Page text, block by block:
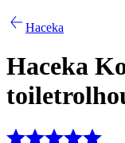
Haceka
Haceka